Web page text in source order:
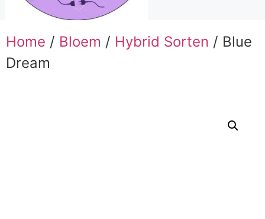
Home / Bloem / Hybrid Sorten / Blue
Dream